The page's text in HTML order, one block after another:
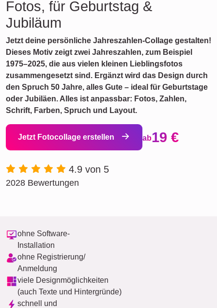
Fotos, für Geburtstag &
Jubiläum
Jetzt deine persönliche Jahreszahlen-Collage gestalten!
Dieses Motiv zeigt zwei Jahreszahlen, zum Beispiel
1975–2025, die aus vielen kleinen Lieblingsfotos
zusammengesetzt sind. Ergänzt wird das Design durch
den Spruch 50 Jahre, alles Gute – ideal für Geburtstage
oder Jubiläen. Alles ist anpassbar: Fotos, Zahlen,
Schrift, Farben, Spruch und Layout.
Jetzt Fotocollage erstellen ab19 €
4.9 von 5
2028 Bewertungen
ohne Software-
Installation
ohne Registrierung/
Anmeldung
viele Designmöglichkeiten
(auch Texte und Hintergründe)
schnell und